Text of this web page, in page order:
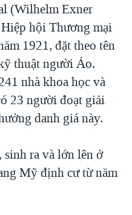
(Wilhelm Exner
hội Thương mại
1921, đặt theo tên
thuật người Áo.
nhà khoa học và
23 người đoạt giải
danh giá này.
ra và lớn lên ở
Mỹ định cư từ năm